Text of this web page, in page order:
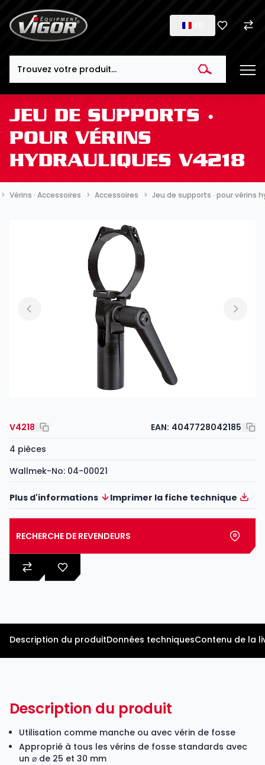
JEU DE SUPPORTS ∙
POUR VÉRINS
HYDRAULIQUES V4218
Vérins · Accessoires Accessoires Jeu de supports ∙ pour vérins
V4218 EAN: 4047728042185
4 pièces
Wallmek-No: 04-00021
Plus d'informations Imprimer la fiche technique
RECHERCHE DE REVENDEURS
Description du produitDonnées techniquesContenu de la
Description du produit
Utilisation comme manche ou avec vérin de fosse
Approprié à tous les vérins de fosse standards avec
un ⌀ de 25 et 30 mm